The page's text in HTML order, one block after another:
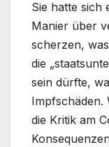
Sie hatte sich
Manier über
scherzen,
die
sein dürfte,
Impfschäden.
die Kritik am